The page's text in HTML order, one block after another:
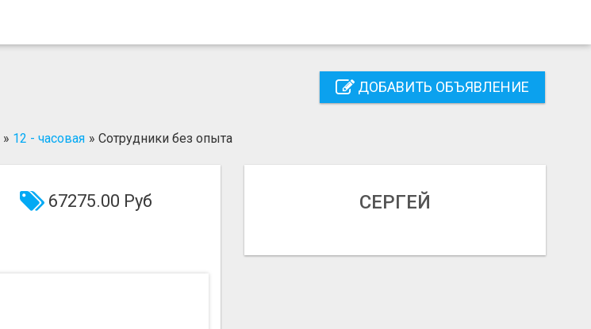
ДОБАВИТЬ ОБЪЯВЛЕНИЕ
» 12 - часовая » Сотрудники без опыта
67275.00 Руб СЕРГЕЙ